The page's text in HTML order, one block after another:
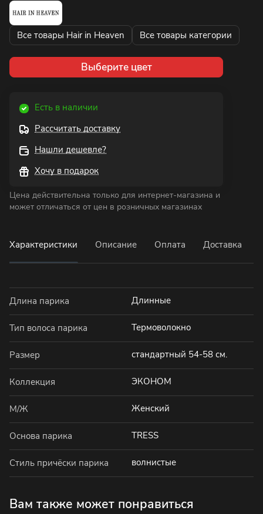
Все товары Hair in Heaven Все товары категории
Выберите цвет
Есть в наличии
Рассчитать доставку
Нашли дешевле?
Хочу в подарок
Цена действительна только для интернет-магазина и
может отличаться от цен в розничных магазинах
Характеристики Описание Оплата Доставка
Длина парика Длинные
Тип волоса парика Термоволокно
Размер стандартный 54-58 см.
Коллекция ЭКОНОМ
М/Ж Женский
Основа парика TRESS
Стиль причёски парика волнистые
Вам также может понравиться